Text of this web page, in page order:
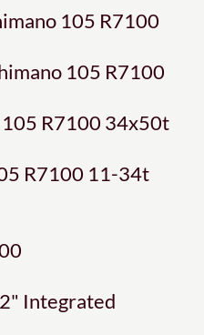
105 R7100
105 R7100
R7100 34x50t
R7100 11-34t
Integrated